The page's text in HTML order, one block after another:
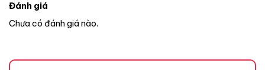
Đánh giá
Chưa có đánh giá nào.